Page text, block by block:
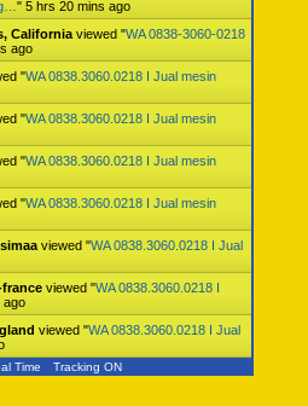
" 5 hrs 20 mins ago
California viewed "WA 0838-3060-0218
ago
"WA 0838.3060.0218 I Jual mesin
"WA 0838.3060.0218 I Jual mesin
"WA 0838.3060.0218 I Jual mesin
"WA 0838.3060.0218 I Jual mesin
viewed "WA 0838.3060.0218 I Jual
france viewed "WA 0838.3060.0218 I
ago
viewed "WA 0838.3060.0218 I Jual
Time Tracking ON